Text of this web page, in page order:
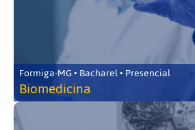
Formiga-MG • Bacharel • Presencial
Biomedicina